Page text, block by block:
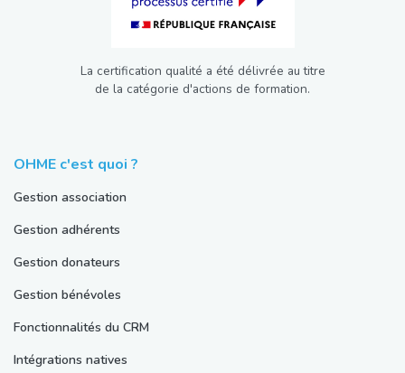
La certification qualité a été délivrée au titre
de la catégorie d'actions de formation.
OHME c'est quoi ?
Gestion association
Gestion adhérents
Gestion donateurs
Gestion bénévoles
Fonctionnalités du CRM
Intégrations natives